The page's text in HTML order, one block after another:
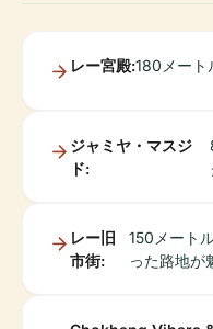
レー宮殿:180メート
ジャミヤ・マスジ
ド:
レー旧
市街:
150メート
った路地が